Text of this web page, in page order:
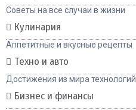
Советы на все случаи в жизни
Кулинария
Аппетитные и вкусные рецепты
Техно и авто
Достижения из мира технологий
Бизнес и финансы